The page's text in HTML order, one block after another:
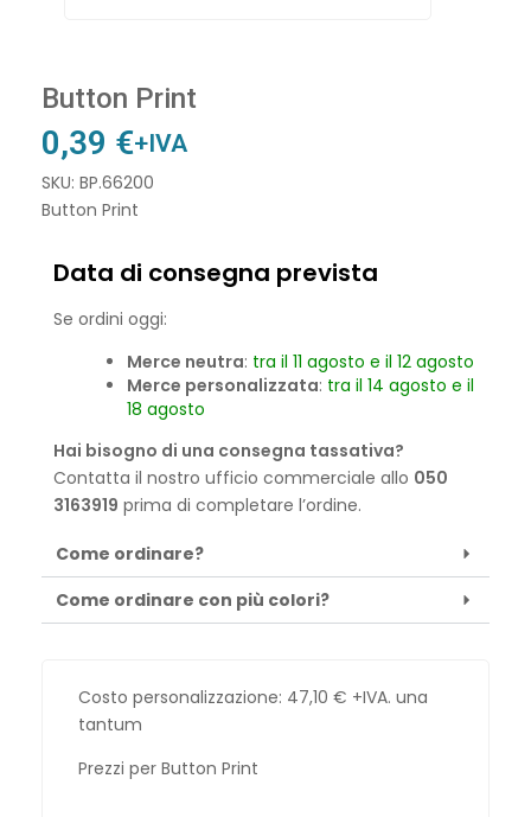
Button Print
0,39 €+IVA
SKU: BP.66200
Button Print
Data di consegna prevista
Se ordini oggi:
Merce neutra: tra il 11 agosto e il 12 agosto
Merce personalizzata: tra il 14 agosto e il
18 agosto
Hai bisogno di una consegna tassativa?
Contatta il nostro ufficio commerciale allo 050
3163919 prima di completare l’ordine.
Come ordinare?
Come ordinare con più colori?
Costo personalizzazione: 47,10 € +IVA. una
tantum
Prezzi per Button Print